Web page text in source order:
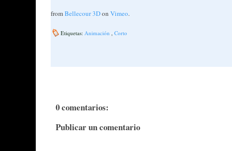
fromBellecour 3Don Vimeo.
Etiquetas: Animación Corto
0 comentarios:
Publicar un comentario